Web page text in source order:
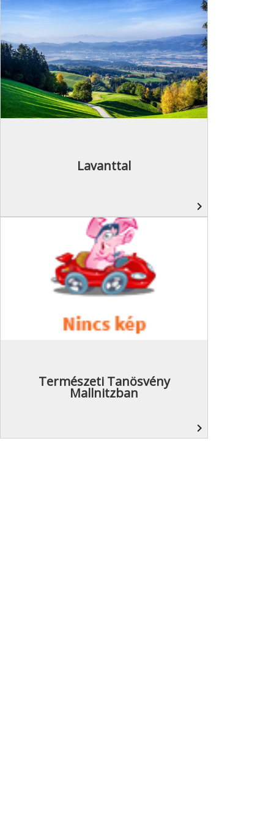
Lavanttal
navigate_next
Természeti Tanösvény
Mallnitzban
navigate_next